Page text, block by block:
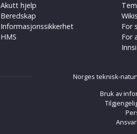
Akutt hjelp
Beredskap
Informasjonssikkerhet
HMS
For
For
Norges teknisk-
Bruk av